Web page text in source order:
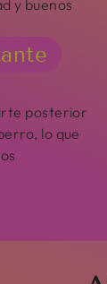
y buenos
posterior
lo que